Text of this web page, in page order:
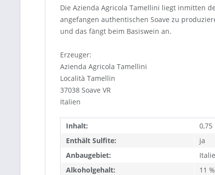
Die Azienda Agricola Tamellini liegt inmitten
angefangen authentischen Soave zu
und das fängt beim Basiswein an.
Erzeuger:
Azienda Agricola Tamellini
Località Tamellin
37038 Soave VR
Italien
Inhalt:
0,75
Enthält Sulfite:
ja
Anbaugebiet:
Alkoholgehalt:
11